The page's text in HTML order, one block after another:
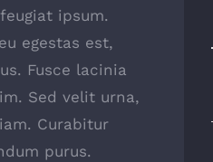
ipsum.
egestas est,
Fusce lacinia
Sed velit urna,
Curabitur
purus.